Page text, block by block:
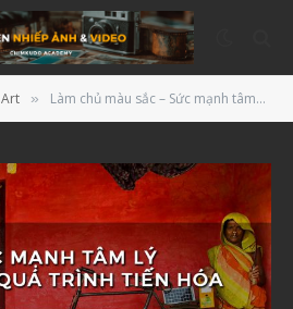
Art » Làm chủ màu sắc – Sức mạnh tâm lý và quá trình tiến hoá của màu đỏ